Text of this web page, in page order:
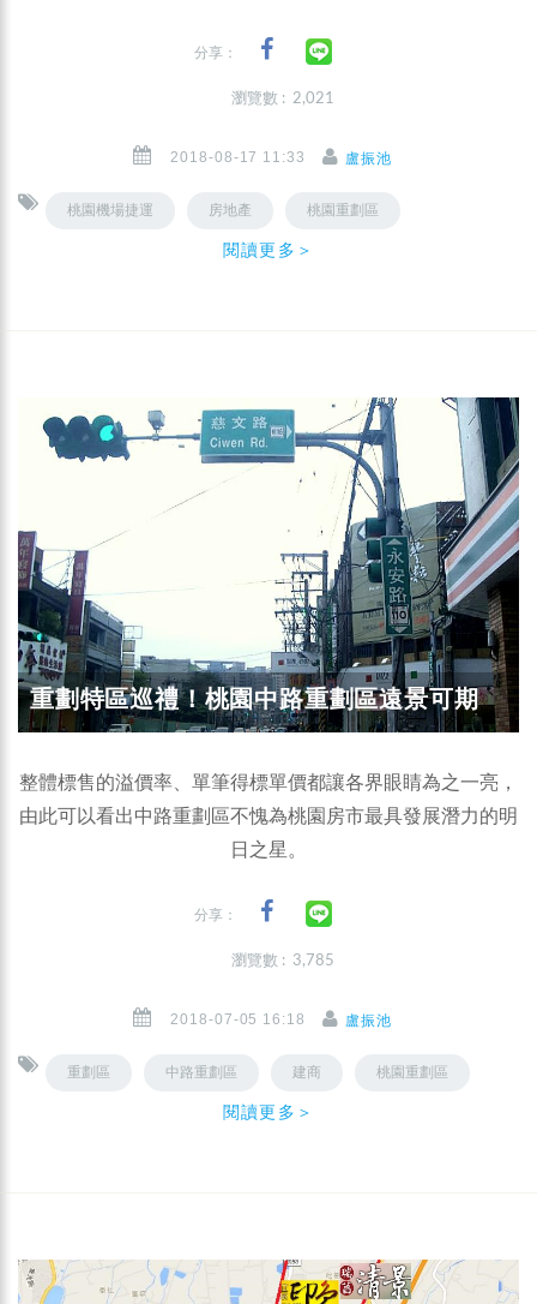
分享：
瀏覽數 : 2,021
2018-08-17 11:33 盧振池
桃園機場捷運 房地產 桃園重劃區
閱讀更多＞
重劃特區巡禮！桃園中路重劃區遠景可期
整體標售的溢價率、單筆得標單價都讓各界眼睛為之一亮，
由此可以看出中路重劃區不愧為桃園房市最具發展潛力的明
日之星。
分享：
瀏覽數 : 3,785
2018-07-05 16:18 盧振池
重劃區 中路重劃區 建商 桃園重劃區
閱讀更多＞